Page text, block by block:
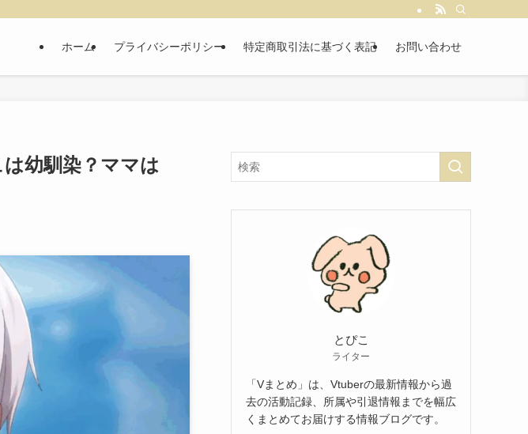
ホーム プライバシーポリシー 特定商取引法に基づく表記 お問い合わせ
幼馴染？ママは
とぴこ
ライター
「Vまとめ」は、Vtuberの最新情報から過
去の活動記録、所属や引退情報までを幅広
くまとめてお届けする情報ブログです。